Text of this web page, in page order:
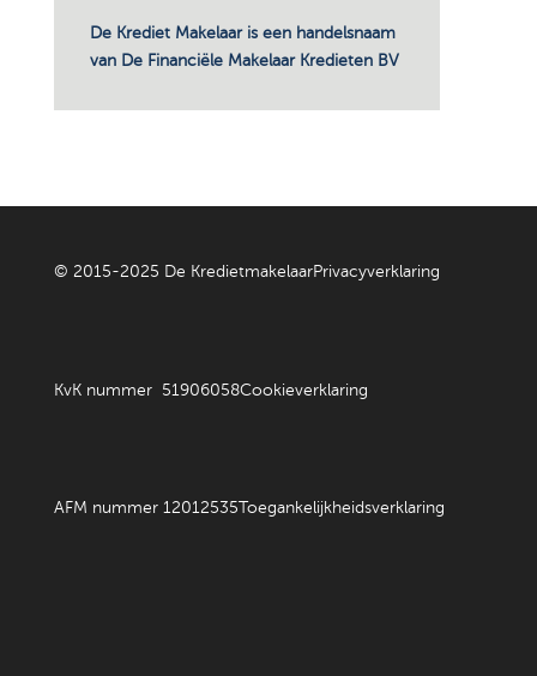
De Krediet Makelaar is een handelsnaam
van De Financiële Makelaar Kredieten BV
© 2015-2025 De KredietmakelaarPrivacyverklaring
KvK nummer 51906058Cookieverklaring
AFM nummer 12012535Toegankelijkheidsverklaring